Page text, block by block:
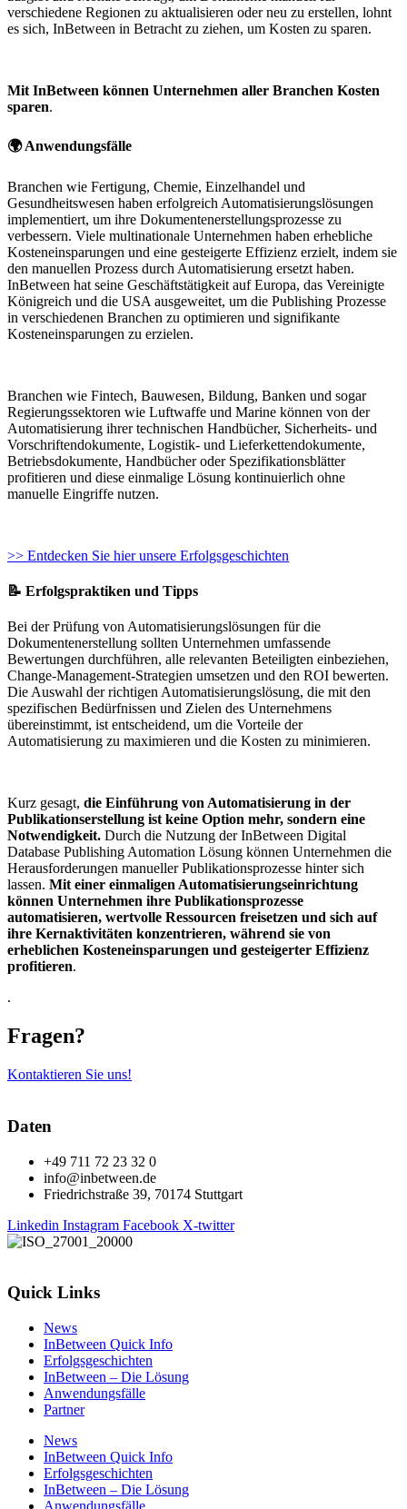
verschiedene Regionen zu aktualisieren oder neu zu erstellen, lohnt
es sich, InBetween in Betracht zu ziehen, um Kosten zu sparen.
Mit InBetween können Unternehmen aller Branchen Kosten
sparen.
🌍 Anwendungsfälle
Branchen wie Fertigung, Chemie, Einzelhandel und
Gesundheitswesen haben erfolgreich Automatisierungslösungen
implementiert, um ihre Dokumentenerstellungsprozesse zu
verbessern. Viele multinationale Unternehmen haben erhebliche
Kosteneinsparungen und eine gesteigerte Effizienz erzielt, indem sie
den manuellen Prozess durch Automatisierung ersetzt haben.
InBetween hat seine Geschäftstätigkeit auf Europa, das Vereinigte
Königreich und die USA ausgeweitet, um die Publishing Prozesse
in verschiedenen Branchen zu optimieren und signifikante
Kosteneinsparungen zu erzielen.
Branchen wie Fintech, Bauwesen, Bildung, Banken und sogar
Regierungssektoren wie Luftwaffe und Marine können von der
Automatisierung ihrer technischen Handbücher, Sicherheits- und
Vorschriftendokumente, Logistik- und Lieferkettendokumente,
Betriebsdokumente, Handbücher oder Spezifikationsblätter
profitieren und diese einmalige Lösung kontinuierlich ohne
manuelle Eingriffe nutzen.
>> Entdecken Sie hier unsere Erfolgsgeschichten
📝 Erfolgspraktiken und Tipps
Bei der Prüfung von Automatisierungslösungen für die
Dokumentenerstellung sollten Unternehmen umfassende
Bewertungen durchführen, alle relevanten Beteiligten einbeziehen,
Change-Management-Strategien umsetzen und den ROI bewerten.
Die Auswahl der richtigen Automatisierungslösung, die mit den
spezifischen Bedürfnissen und Zielen des Unternehmens
übereinstimmt, ist entscheidend, um die Vorteile der
Automatisierung zu maximieren und die Kosten zu minimieren.
Kurz gesagt, die Einführung von Automatisierung in der
Publikationserstellung ist keine Option mehr, sondern eine
Notwendigkeit. Durch die Nutzung der InBetween Digital
Database Publishing Automation Lösung können Unternehmen die
Herausforderungen manueller Publikationsprozesse hinter sich
lassen. Mit einer einmaligen Automatisierungseinrichtung
können Unternehmen ihre Publikationsprozesse
automatisieren, wertvolle Ressourcen freisetzen und sich auf
ihre Kernaktivitäten konzentrieren, während sie von
erheblichen Kosteneinsparungen und gesteigerter Effizienz
profitieren.
.
Fragen?
Kontaktieren Sie uns!
Daten
+49 711 72 23 32 0
info@inbetween.de
Friedrichstraße 39, 70174 Stuttgart
Linkedin Instagram Facebook X-twitter
Quick Links
News
InBetween Quick Info
Erfolgsgeschichten
InBetween – Die Lösung
Anwendungsfälle
Partner
News
InBetween Quick Info
Erfolgsgeschichten
InBetween – Die Lösung